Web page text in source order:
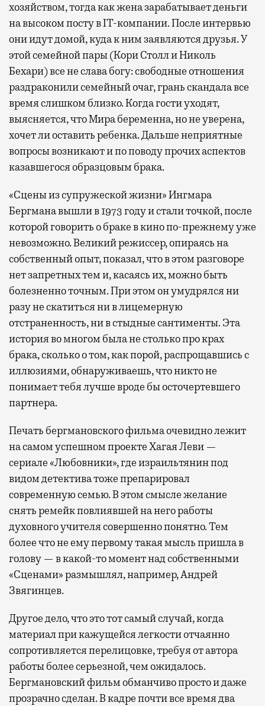
хозяйством, тогда как жена зарабатывает деньги
на высоком посту в IT-компании. После интервью
они идут домой, куда к ним заявляются друзья. У
этой семейной пары (Кори Столл и Николь
Бехари) все не слава богу: свободные отношения
раздраконили семейный очаг, грань скандала все
время слишком близко. Когда гости уходят,
выясняется, что Мира беременна, но не уверена,
хочет ли оставить ребенка. Дальше неприятные
вопросы возникают и по поводу прочих аспектов
казавшегося образцовым брака.
«Сцены из супружеской жизни» Ингмара
Бергмана вышли в 1973 году и стали точкой, после
которой говорить о браке в кино по-прежнему уже
невозможно. Великий режиссер, опираясь на
собственный опыт, показал, что в этом разговоре
нет запретных тем и, касаясь их, можно быть
болезненно точным. При этом он умудрялся ни
разу не скатиться ни в лицемерную
отстраненность, ни в стыдные сантименты. Эта
история во многом была не столько про крах
брака, сколько о том, как порой, распрощавшись с
иллюзиями, обнаруживаешь, что никто не
понимает тебя лучше вроде бы осточертевшего
партнера.
Печать бергмановского фильма очевидно лежит
на самом успешном проекте Хагая Леви —
сериале «Любовники», где израильтянин под
видом детектива тоже препарировал
современную семью. В этом смысле желание
снять ремейк повлиявшей на него работы
духовного учителя совершенно понятно. Тем
более что не ему первому такая мысль пришла в
голову — в какой-то момент над собственными
«Сценами» размышлял, например, Андрей
Звягинцев.
Другое дело, что это тот самый случай, когда
материал при кажущейся легкости отчаянно
сопротивляется перелицовке, требуя от автора
работы более серьезной, чем ожидалось.
Бергмановский фильм обманчиво просто и даже
прозрачно сделан. В кадре почти все время два